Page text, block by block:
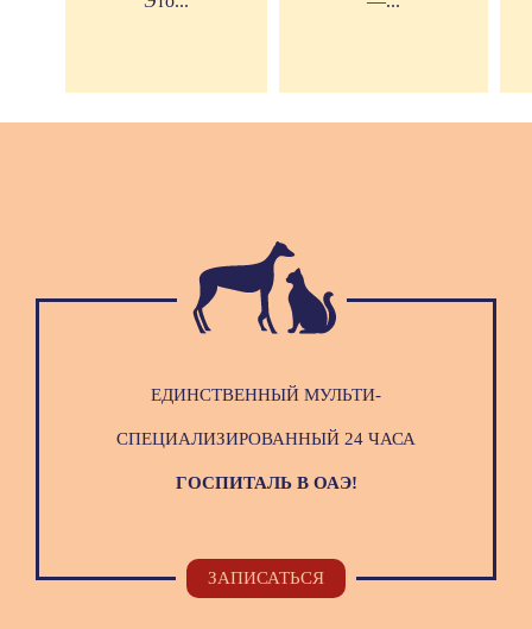
ЕДИНСТВЕННЫЙ МУЛЬТИ-
СПЕЦИАЛИЗИРОВАННЫЙ 24 ЧАСА
ГОСПИТАЛЬ В ОАЭ!
ЗАПИСАТЬСЯ